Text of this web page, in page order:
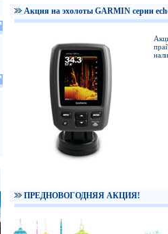
Акция на эхолоты GARMIN серии
ПРЕДНОВОГОДНЯЯ АКЦИЯ!